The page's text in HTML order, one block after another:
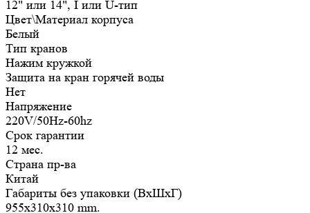
12" или 14", I или U-тип
Цвет\Материал корпуса
Белый
Тип кранов
Нажим кружкой
Защита на кран горячей воды
Нет
Напряжение
220V/50Hz-60hz
Срок гарантии
12 мес.
Страна пр-ва
Китай
Габариты без упаковки (ВxШxГ)
955x310x310 mm.